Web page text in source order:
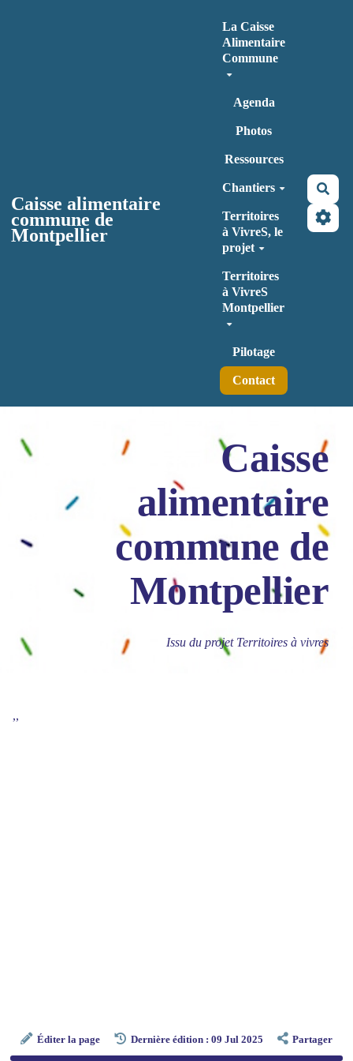
Caisse alimentaire
commune de
Montpellier
La Caisse
Alimentaire
Commune
Agenda
Photos
Ressources
Chantiers
Territoires
à VivreS, le
projet
Territoires
à VivreS
Montpellier
Pilotage
Contact
Caisse
alimentaire
commune de
Montpellier
Issu du projet Territoires à vivres
,,
Éditer la page Dernière édition : 09 Jul 2025 Partager